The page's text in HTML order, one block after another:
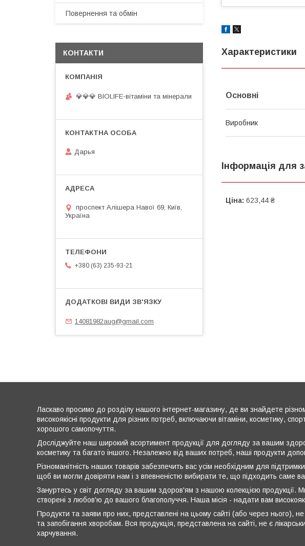
Характеристики
Основні
Виробник
Інформація для
Ціна: 623,44 ₴
Повернення та обмін
КОНТАКТИ
💎💎💎 BIOLIFE-вітаміни та мінерали
Дарья
проспект Алішера Навої 69, Київ,
Україна
+380 (63) 235-93-21
14081982aug@gmail.com
Ласкаво просимо до розділу нашого інтернет-магазину, де ви знайдете
високоякісні продукти для різних потреб, включаючи вітаміни, косметику,
хорошого самопочуття.
Досліджуйте наш широкий асортимент продукції для догляду за вашим
косметику та багато іншого. Незалежно від ваших потреб, наші продукти
Різноманітність наших товарів забезпечить вас усім необхідним для
щоб ви могли довіряти нам і з впевненістю вибирати те, що підходить саме
Зануртесь у світ догляду за вашим здоров'ям з нашою колекцією продукції.
створені з любов'ю до вашого благополуччя. Наша місія - надати вам
Продукти та заяви про них, представлені на цьому сайті (або через нього),
та запобігання хворобам. Вся продукція, представлена на сайті, не є
харчування.